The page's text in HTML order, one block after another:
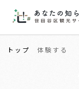
トップ 体験する